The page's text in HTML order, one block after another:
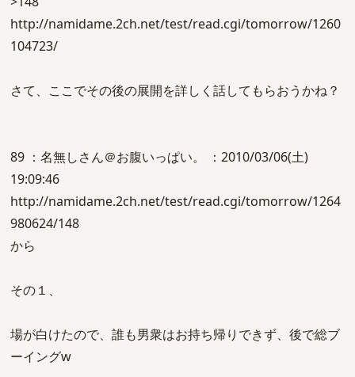
http://namidame.2ch.net/test/read.cgi/tomorrow/1260
104723/
さて、ここでその後の展開を詳しく話してもらおうかね？
89 ：名無しさん＠お腹いっぱい。 ：2010/03/06(土)
19:09:46
http://namidame.2ch.net/test/read.cgi/tomorrow/1264
980624/148
から
その１、
場が白けたので、誰も男衆はお持ち帰りできず、後で総ブ
ーイングw